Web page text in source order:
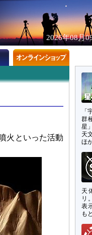
2026年08月
火といった活動
「
群
星
天
ほ
天
リ
表
も